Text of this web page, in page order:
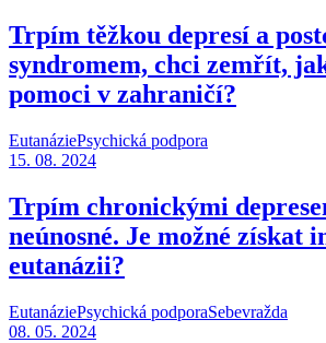
Trpím těžkou depresí a
syndromem, chci zemřít,
pomoci v zahraničí?
EutanáziePsychická podpora
15. 08. 2024
Trpím chronickými
neúnosné. Je možné získat
eutanázii?
EutanáziePsychická podporaSebevražda
08. 05. 2024